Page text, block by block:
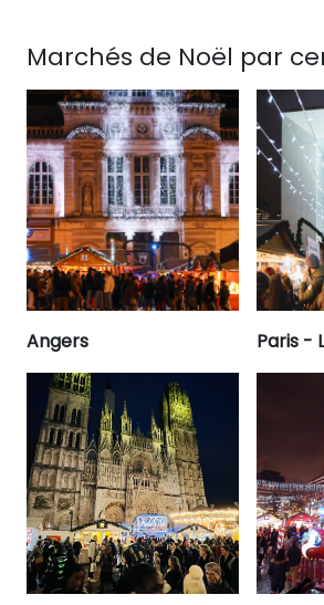
Marchés de Noël par
Angers Paris -